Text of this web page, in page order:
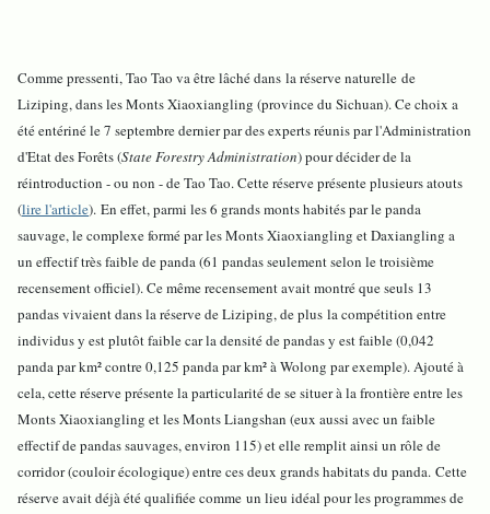
Comme pressenti, Tao Tao va être lâché dans la réserve naturelle de
Liziping, dans les Monts Xiaoxiangling (province du Sichuan). Ce choix a
été entériné le 7 septembre dernier par des experts réunis par l'Administration
d'Etat des Forêts (State Forestry Administration) pour décider de la
réintroduction - ou non - de Tao Tao. Cette réserve présente plusieurs atouts
(lire l'article). En effet, parmi les 6 grands monts habités par le panda
sauvage, le complexe formé par les Monts Xiaoxiangling et Daxiangling a
un effectif très faible de panda (61 pandas seulement selon le troisième
recensement officiel). Ce même recensement avait montré que seuls 13
pandas vivaient dans la réserve de Liziping, de plus la compétition entre
individus y est plutôt faible car la densité de pandas y est faible (0,042
panda par km² contre 0,125 panda par km² à Wolong par exemple). Ajouté à
cela, cette réserve présente la particularité de se situer à la frontière entre les
Monts Xiaoxiangling et les Monts Liangshan (eux aussi avec un faible
effectif de pandas sauvages, environ 115) et elle remplit ainsi un rôle de
corridor (couloir écologique) entre ces deux grands habitats du panda. Cette
réserve avait déjà été qualifiée comme un lieu idéal pour les programmes de